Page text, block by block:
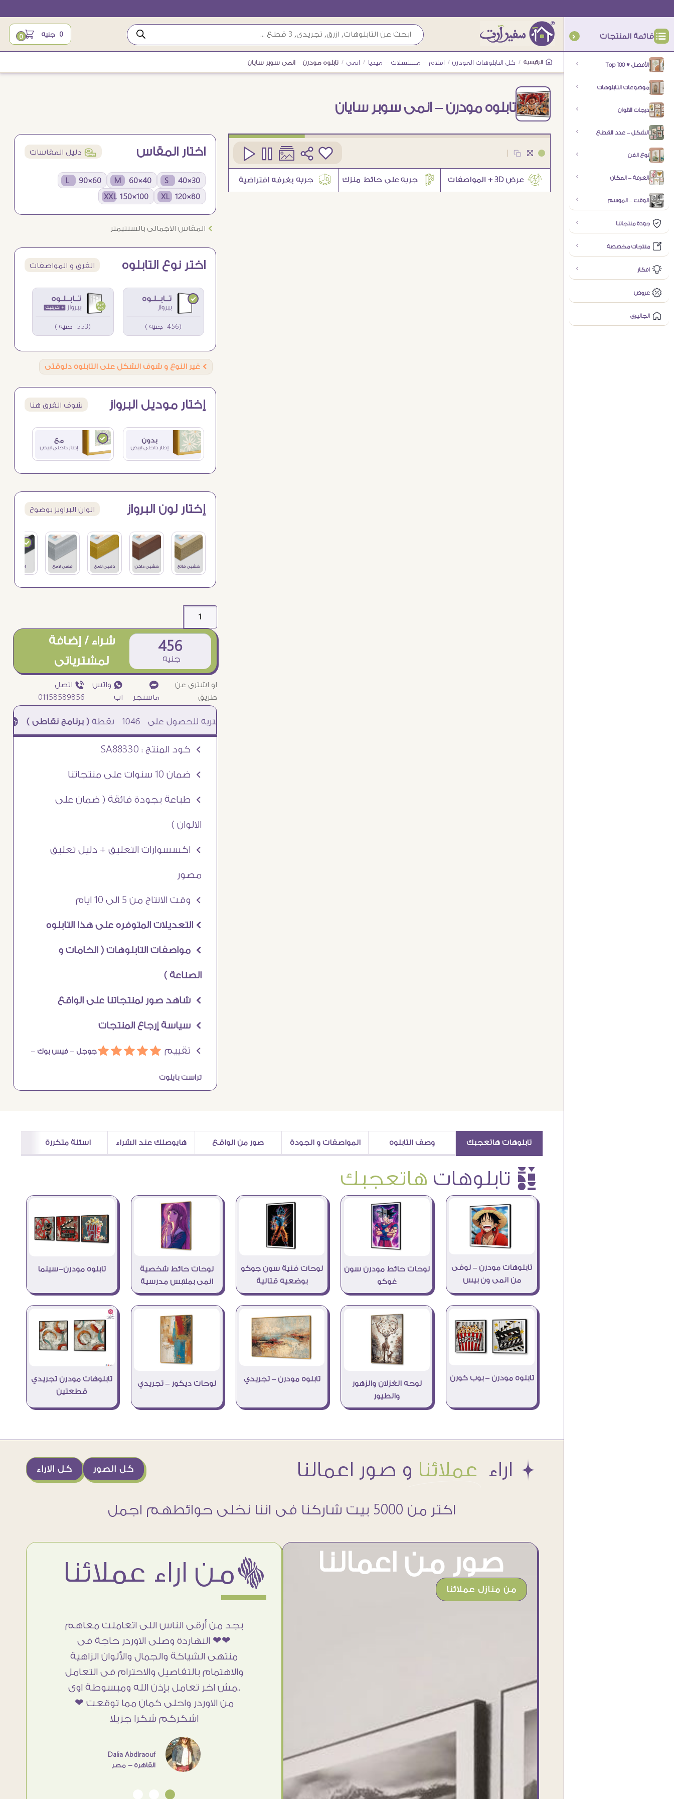
قائمة المنتجات
الأفضل ♥ Top 100
موضوعات التابلوهات
درجات الالوان
الشكل – عدد القطع
نوع الفن
الغرفة – المكان
الوقت – الموسم
جودة منتجاتنا
منتجات مخصصة
افكار
عروض
الجاليرى
0 جنيه 0
الرئيسية / كل التابلوهات المودرن / افلام - مسلسلات - ميديا / انمى / تابلوه مودرن – انمى سوبر سايان
تابلوه مودرن – انمى سوبر سايان
اختار المقاس í دليل المقاسات
30×40 S
40×60 M
60×90 L
80×120 XL
100×150 XXL
Ö المقاس الاجمالى بالسنتيمتر
اختر نوع التابلوه الفرق و المواصفات
(456 جنيه ) (553 جنيه )
Ö غير النوع و شوف الشكل على التابلوه دلوقتى
إختار موديل البرواز شوف الفرق هنا
إختار لون البرواز الوان البراويز بوضوح
456
جنيه
شراء / إضافة
لمشترياتى
او اشترى عن
طريق
¥
ماسنجر
₧ واتس
اب
ƒ اتصل
01158589856
1046 نقطة( برنامج نقاطى )à خصم 5% للعملاء الجدد à شحن مجانى عند الشراء ب 4000 جنيه à
Ö كود المنتج : SA88330
Ö ضمان 10 سنوات على منتجاتنا
Ö طباعة بجودة فائقة ( ضمان على
الالوان )
Ö اكسسوارات التعليق + دليل تعليق
مصور
Ö وقت الانتاج من 5 الى 10 ايام
Ö التعديلات المتوفره على هذا التابلوه
Ö مواصفات التابلوهات ( الخامات و
الصناعة )
Ö شاهد صور لمنتجاتنا على الواقع
Ö سياسة إرجاع المنتجات
Ö تقييم áááááجوجل – فيس بوك –
تراست بايلوت
تابلوهات هاتعجبك وصف التابلوه المواصفات و الجودة صور من الواقع هايوصلك عند الشراء اسئلة متكررة
è تابلوهات هاتعجبك
تابلوهات مودرن – لوفى
من انمى ون بيس
لوحات حائط مودرن سون
غوكو
لوحات فنية سون جوكو
بوضعيه قتالية
لوحات حائط شخصية
انمى بملابس مدرسية
تابلوه مودرن-سينما
تابلوه مودرن – بوب كورن
لوحه الغزلان والزهور
والطيور
تابلوه مودرن – تجريدي
لوحات ديكور – تجريدي
تابلوهات مودرن تجريدي
قطعتين
Æ اراء عملائنا و صور اعمالنا كل الاراء كل الصور
اكتر من 5000 بيت شاركنا فى اننا نخلى حوائطهم اجمل
صور من اعمالنا
من منازل عملائنا
ëمن اراء عملائنا
وإرضاء العميل والخامات والتقفيل وسرعة
التوصيل. بصراحه وبمنتهي الأمانه مكسب
Doaa Elsayd
القاهرة - مصر
بجد من أرقى الناس اللى اتعاملت معاهم
❤❤ النهاردة وصلى الاوردر حاجة فى
منتهى الشياكة والجمال والألوان الزاهية
والاهتمام بالتفاصيل والاحترام فى التعامل
..مش اخر تعامل بإذن الله ومبسوطة اوى
من الاوردر واحلى كمان مما توقعت ❤
اشكركم شكرا جزيلا
Dalia Abdlraouf
القاهرة - مصر